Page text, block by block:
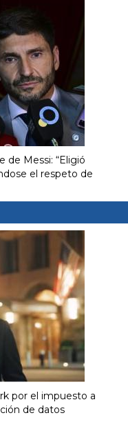
de Messi: “Eligió
el respeto de
por el impuesto a
de datos